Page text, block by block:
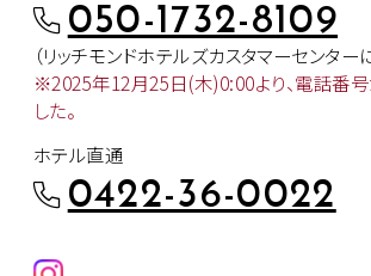
050-1732-8109
（リッチモンドホテルズカスタマーセンター
※2025年12月25日(木)0:00より、電話番
した。
ホテル直通
0422-36-0022